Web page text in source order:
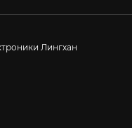
Лингхан